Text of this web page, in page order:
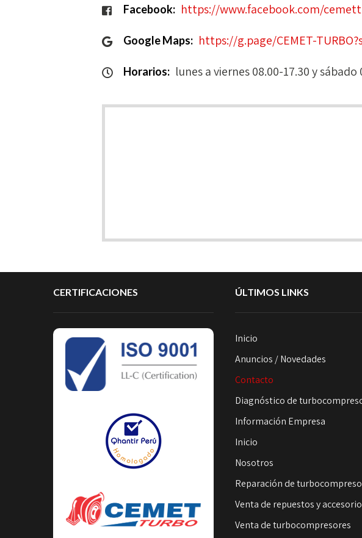
Facebook: https://www.facebook.com/
Google Maps: https://g.page/CEMET-
Horarios: lunes a viernes 08.00-17.30 y sábado
CERTIFICACIONES ÚLTIMOS LINKS
Inicio
Anuncios / Novedades
Contacto
Diagnóstico de
Información Empresa
Inicio
Nosotros
Reparación de
Venta de repuestos y
Venta de turbocompresores